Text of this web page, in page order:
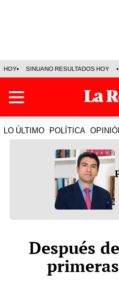
HOY SINUANO RESULTADOS HOY
LO ÚLTIMO POLÍTICA
Después